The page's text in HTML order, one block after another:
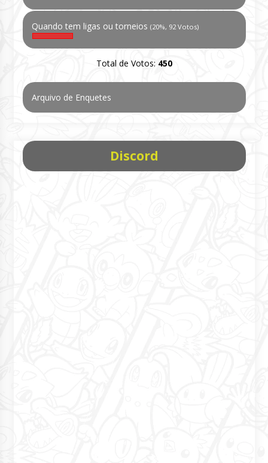
Quando tem ligas ou torneios (20%, 92 Votos)
Total de Votos: 450
Arquivo de Enquetes
Discord